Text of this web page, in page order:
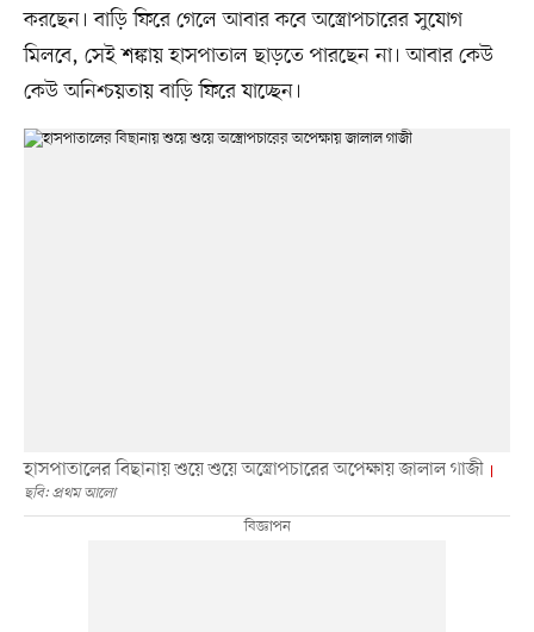
করছেন। বাড়ি ফিরে গেলে আবার কবে অস্ত্রোপচারের সুযোগ
মিলবে, সেই শঙ্কায় হাসপাতাল ছাড়তে পারছেন না। আবার কেউ
কেউ অনিশ্চয়তায় বাড়ি ফিরে যাচ্ছেন।
হাসপাতালের বিছানায় শুয়ে শুয়ে অস্ত্রোপচারের অপেক্ষায় জালাল গাজী
ছবি: প্রথম আলো